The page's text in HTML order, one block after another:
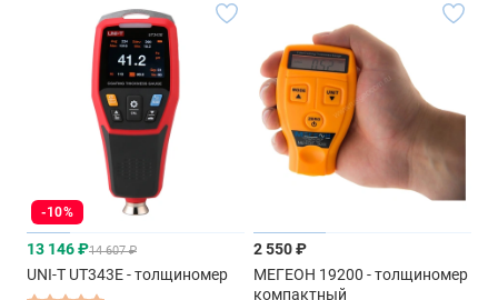
-10%
13 146 ₽14 607 ₽
UNI-T UT343E - толщиномер
2 550 ₽
МЕГЕОН 19200 - толщиномер
компактный